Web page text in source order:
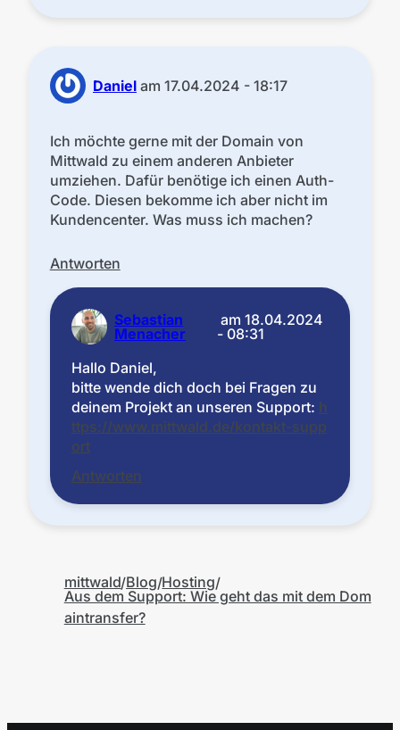
Daniel am 17.04.2024 - 18:17
Ich möchte gerne mit der Domain von
Mittwald zu einem anderen Anbieter
umziehen. Dafür benötige ich einen Auth-
Code. Diesen bekomme ich aber nicht im
Kundencenter. Was muss ich machen?
Antworten
Sebastian
Menacher
am 18.04.2024
- 08:31
Hallo Daniel,
bitte wende dich doch bei Fragen zu
deinem Projekt an unseren Support: h
ttps://www.mittwald.de/kontakt-supp
ort
Antworten
mittwald Blog Hosting
Aus dem Support: Wie geht das mit dem Dom
aintransfer?